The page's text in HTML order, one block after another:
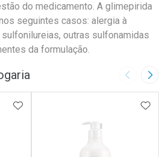
do medicamento. A glimepirida
seguintes casos: alergia à
outras sulfonamidas
da formulação.
Imagem
ADICIONAR AOS FAVORITOS